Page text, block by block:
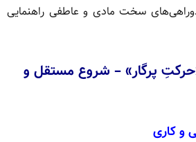
سخت مادی و عاطفی راهنمایی
پرگار» – شروع مستقل و
و کاری